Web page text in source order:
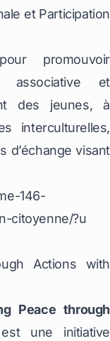
et Participation
promouvoir
associative et
des jeunes, à
interculturelles,
d’échange visant
146-
citoyenne/?u
Actions with
Peace through
une initiative